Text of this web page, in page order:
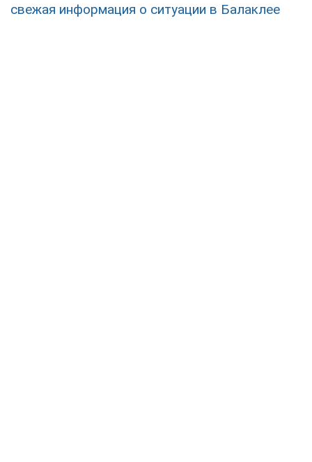
свежая информация о ситуации в Балаклее